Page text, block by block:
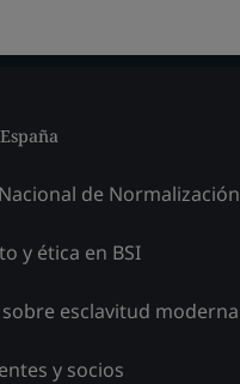
de Normalización
y ética en BSI
esclavitud moderna
y socios